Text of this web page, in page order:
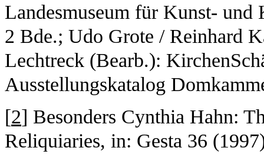
Landesmuseum für Kunst-
2 Bde.; Udo Grote / Reinhard
Lechtreck (Bearb.):
Ausstellungskatalog
[2] Besonders Cynthia Hahn:
Reliquiaries, in: Gesta 36